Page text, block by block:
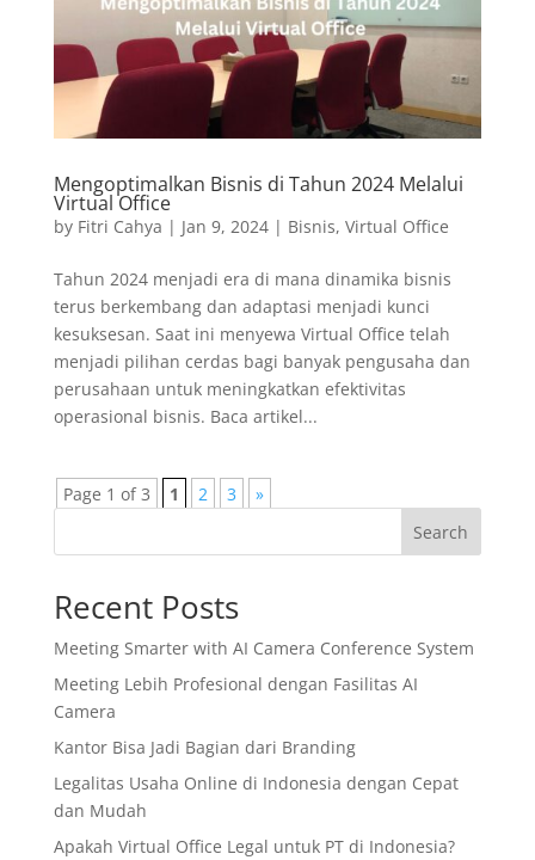
Mengoptimalkan Bisnis di Tahun 2024 Melalui
Virtual Office
by Fitri Cahya | Jan 9, 2024| Bisnis, Virtual Office
Tahun 2024 menjadi era di mana dinamika bisnis
terus berkembang dan adaptasi menjadi kunci
kesuksesan. Saat ini menyewa Virtual Office telah
menjadi pilihan cerdas bagi banyak pengusaha dan
perusahaan untuk meningkatkan efektivitas
operasional bisnis. Baca artikel...
Page 1 of 3 1 2 3
»
Search
Recent Posts
Meeting Smarter with AI Camera Conference System
Meeting Lebih Profesional dengan Fasilitas AI
Camera
Kantor Bisa Jadi Bagian dari Branding
Legalitas Usaha Online di Indonesia dengan Cepat
dan Mudah
Apakah Virtual Office Legal untuk PT di Indonesia?